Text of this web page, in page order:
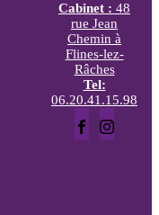
Cabinet : 48
rue Jean
Chemin à
Flines-lez-
Râches
Tel:
06.20.41.15.98